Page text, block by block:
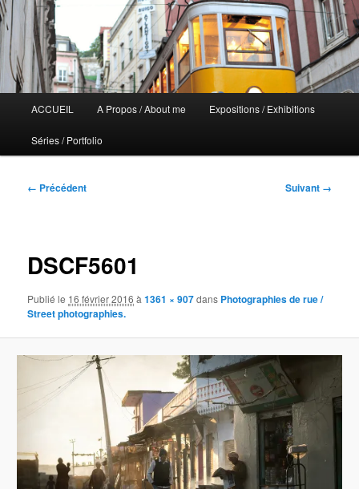
principal
ACCUEIL A Propos / About me Expositions / Exhibitions
Séries / Portfolio
Navigation
← Précédent Suivant →
DSCF5601
Publié le 16 février 2016 à1361 × 907dans Photographies de rue /
Street photographies.